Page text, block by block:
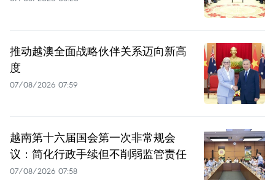
推动越澳全面战略伙伴关系迈向新高
度
07/08/2026 07:59
越南第十六届国会第一次非常规会
议：简化行政手续但不削弱监管责任
07/08/2026 07:58